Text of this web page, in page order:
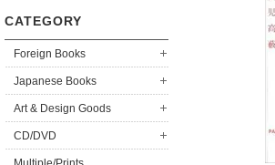
CATEGORY
Foreign Books
Japanese Books
Art & Design Goods
CD/DVD